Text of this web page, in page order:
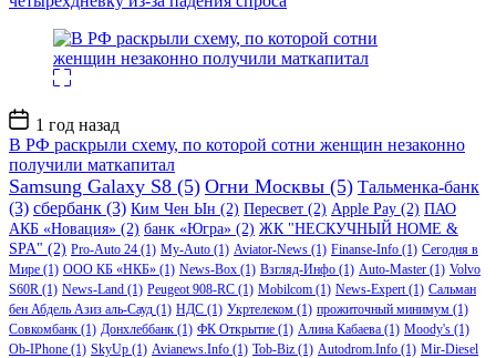
Дата
записи
1 год назад
В РФ раскрыли схему, по которой сотни женщин незаконно
получили маткапитал
Samsung Galaxy S8 (5) Огни Москвы (5) Тальменка-банк
(3) сбербанк (3) Ким Чен Ын (2) Пересвет (2) Apple Pay (2) ПАО
АКБ «Новация» (2) банк «Югра» (2) ЖК "НЕСКУЧНЫЙ HOME &
SPA" (2) Pro-Auto 24 (1) My-Auto (1) Aviator-News (1) Finanse-Info (1) Сегодня в
Мире (1) ООО КБ «НКБ» (1) News-Box (1) Взгляд-Инфо (1) Auto-Master (1) Volvo
S60R (1) News-Land (1) Peugeot 908-RC (1) Mobilcom (1) News-Expert(1) Сальман
бен Абдель Азиз аль-Сауд (1) НДС (1) Укртелеком (1) прожиточный минимум (1)
Совкомбанк (1) Донхлеббанк (1) ФК Открытие (1) Алина Кабаева (1) Moody's (1)
Ob-IPhone (1) SkyUp (1) Avianews.Info (1) Tob-Biz (1) Autodrom.Info (1) Mir-Diesel